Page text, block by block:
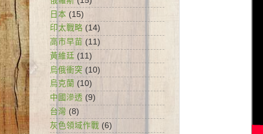
日本 (15)
印太戰略 (14)
高市早苗 (11)
黃維廷 (11)
烏俄衝突 (10)
烏克蘭 (10)
中國滲透 (9)
台灣 (8)
灰色領域作戰 (6)